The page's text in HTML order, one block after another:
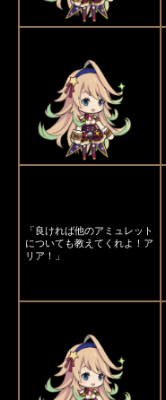
「良ければ他のアミュレット
についても教えてくれよ！ア
リア！」